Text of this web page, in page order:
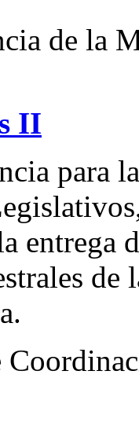
de la
II
para
entrega
de